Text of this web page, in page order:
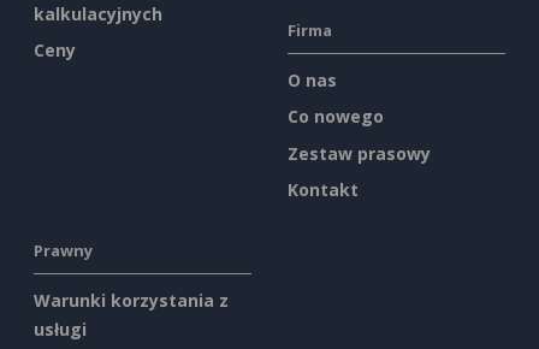
kalkulacyjnych
Ceny
Firma
O nas
Co nowego
Zestaw prasowy
Kontakt
Prawny
Warunki korzystania z
usługi